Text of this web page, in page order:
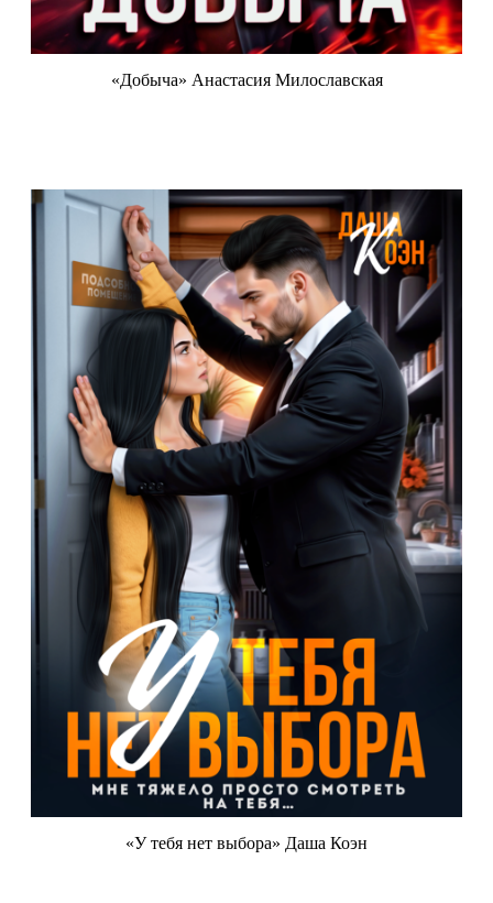
«Добыча» Анастасия Милославская
«У тебя нет выбора» Даша Коэн